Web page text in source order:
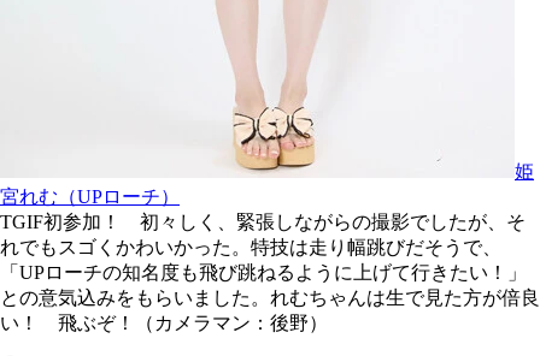
姫
宮れむ（UPローチ）
TGIF初参加！ 初々しく、緊張しながらの撮影でしたが、そ
れでもスゴくかわいかった。特技は走り幅跳びだそうで、
「UPローチの知名度も飛び跳ねるように上げて行きたい！」
との意気込みをもらいました。れむちゃんは生で見た方が倍良
い！ 飛ぶぞ！（カメラマン：後野）